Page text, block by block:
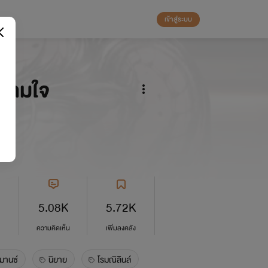
เข้าสู่ระบบ
มใจ
5.08K
ความคิดเห็น
5.72K
เพิ่มลงคลัง
านซ์ นิยาย
โรมณิลินล์